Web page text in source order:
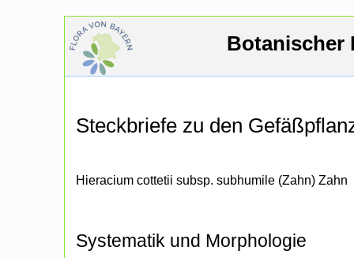
Botanischer
Steckbriefe zu den
Hieracium cottetii subsp. subhumile (Zahn) Zahn
Systematik und Morphologie